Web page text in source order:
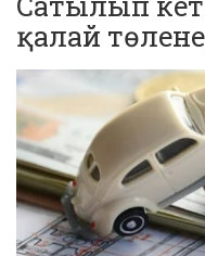
қалай